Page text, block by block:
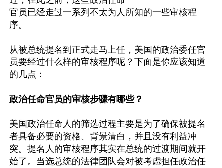
官员已经走过一系列不太为人所知的一些审核程
序。
从被总统提名到正式走马上任，美国的政治委任官
员要经过什么样的审核程序呢？下面是你应该知道
的几点：
政治任命官员的审核步骤有哪些？
美国政治任命人的筛选过程主要是为了确保被提名
者具备必要的资格、背景清白，并且没有利益冲
突。提名人的审核程序其实在总统的过渡期间就开
始了。当选总统的法律团队会对被考虑担任政治任